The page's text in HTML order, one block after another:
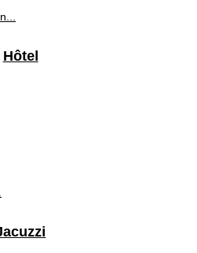
Hôtel